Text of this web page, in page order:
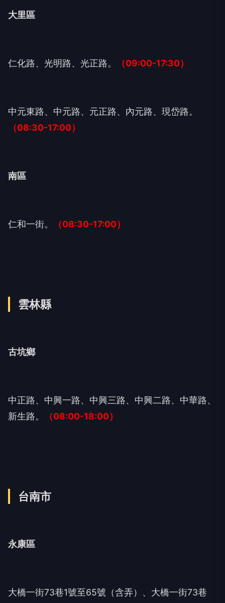
大里區
仁化路、光明路、光正路。 （09:00-17:30）
中元東路、中元路、元正路、內元路、現岱路。
（08:30-17:00）
南區
仁和一街。 （08:30-17:00）
雲林縣
古坑鄉
中正路、中興一路、中興三路、中興二路、中華路、
新生路。
（08:00-18:00）
台南市
永康區
大橋一街73巷1號至65號（含弄）、大橋一街73巷